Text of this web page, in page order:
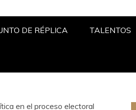
DE RÉPLICA TALENTOS
en el proceso electoral